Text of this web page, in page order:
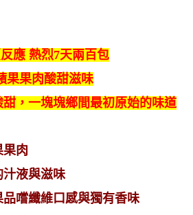
應 熱烈7天兩百包
果果肉酸甜滋味
，一塊塊鄉間最初原始的味道
肉
汁液與滋味
嚐纖維口感與獨有香味